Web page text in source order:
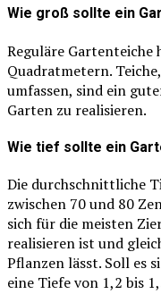
Wie groß sollte ein
Reguläre Gartenteiche
Quadratmetern.
umfassen, sind ein
Garten zu realisieren.
Wie tief sollte ein
Die durchschnittliche
zwischen 70 und 80
sich für die meisten
realisieren ist und
Pflanzen lässt. Soll es
eine Tiefe von 1,2 bis